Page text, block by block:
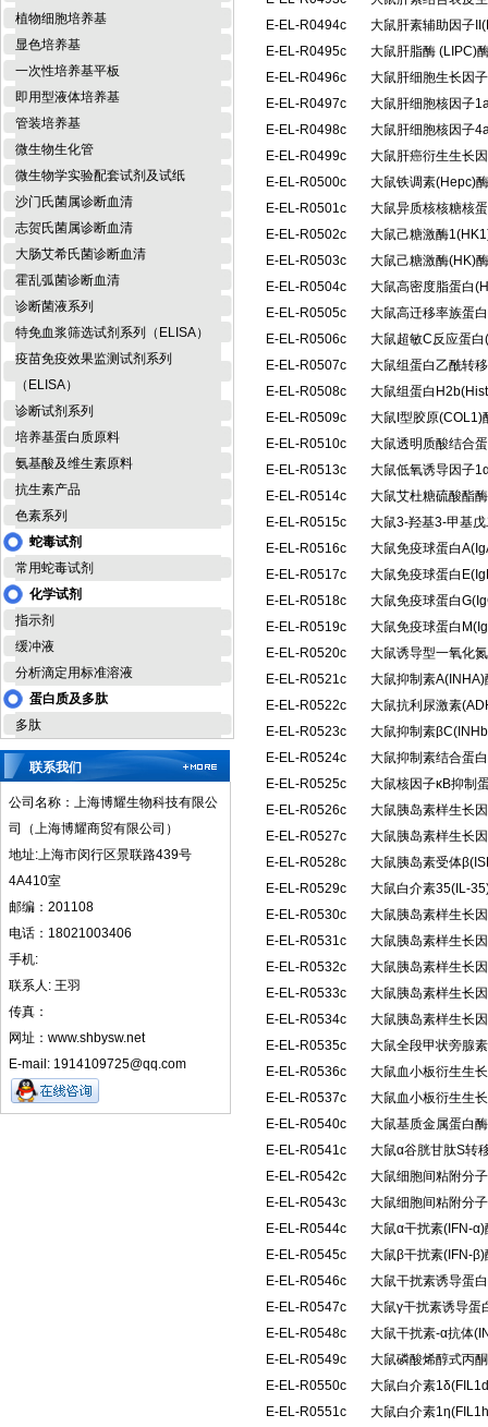
植物细胞培养基
显色培养基
一次性培养基平板
即用型液体培养基
管装培养基
微生物生化管
微生物学实验配套试剂及试纸
沙门氏菌属诊断血清
志贺氏菌属诊断血清
大肠艾希氏菌诊断血清
霍乱弧菌诊断血清
诊断菌液系列
特免血浆筛选试剂系列（ELISA）
疫苗免疫效果监测试剂系列
（ELISA）
诊断试剂系列
培养基蛋白质原料
氨基酸及维生素原料
抗生素产品
色素系列
蛇毒试剂
常用蛇毒试剂
化学试剂
指示剂
缓冲液
分析滴定用标准溶液
蛋白质及多肽
多肽
联系我们
公司名称：上海博耀生物科技有限公
司（上海博耀商贸有限公司）
地址:上海市闵行区景联路439号
4A410室
邮编：201108
电话：18021003406
手机:
联系人: 王羽
传真：
网址：www.shbysw.net
E-mail: 1914109725@qq.com
E-EL-R0494c
大鼠肝素辅助因子
E-EL-R0495c
大鼠肝脂酶 (LIPC)
E-EL-R0496c
大鼠肝细胞生长因
E-EL-R0497c
大鼠肝细胞核因子
E-EL-R0498c
大鼠肝细胞核因子
E-EL-R0499c
大鼠肝癌衍生生长
E-EL-R0500c
大鼠铁调素(Hepc)
E-EL-R0501c
大鼠异质核核糖核
E-EL-R0502c
大鼠己糖激酶
E-EL-R0503c
大鼠己糖激酶(HK)
E-EL-R0504c
大鼠高密度脂蛋白
E-EL-R0505c
大鼠高迁移率族蛋
E-EL-R0506c
大鼠超敏C反应蛋
E-EL-R0507c
大鼠组蛋白乙酰转
E-EL-R0508c
大鼠组蛋白
E-EL-R0509c
大鼠I型胶原(COL1)
E-EL-R0510c
大鼠透明质酸结合
E-EL-R0513c
大鼠低氧诱导因子
E-EL-R0514c
大鼠艾杜糖硫酸酯
E-EL-R0515c
大鼠3-羟基3-甲基
E-EL-R0516c
大鼠免疫球蛋白
E-EL-R0517c
大鼠免疫球蛋白
E-EL-R0518c
大鼠免疫球蛋白
E-EL-R0519c
大鼠免疫球蛋白
E-EL-R0520c
大鼠诱导型一氧化
E-EL-R0521c
大鼠抑制素
E-EL-R0522c
大鼠抗利尿激素
E-EL-R0523c
大鼠抑制素
E-EL-R0524c
大鼠抑制素结合蛋
E-EL-R0525c
大鼠核因子κB抑制
E-EL-R0526c
大鼠胰岛素样生长
E-EL-R0527c
大鼠胰岛素样生长
E-EL-R0528c
大鼠胰岛素受体
E-EL-R0529c
大鼠白介素35(IL-
E-EL-R0530c
大鼠胰岛素样生长
E-EL-R0531c
大鼠胰岛素样生长
E-EL-R0532c
大鼠胰岛素样生长
E-EL-R0533c
大鼠胰岛素样生长
E-EL-R0534c
大鼠胰岛素样生长
E-EL-R0535c
大鼠全段甲状旁腺
E-EL-R0536c
大鼠血小板衍生生
E-EL-R0537c
大鼠血小板衍生生
E-EL-R0540c
大鼠基质金属蛋白
E-EL-R0541c
大鼠α谷胱甘肽S转
E-EL-R0542c
大鼠细胞间粘附分
E-EL-R0543c
大鼠细胞间粘附分
E-EL-R0544c
大鼠α干扰素(IFN-
E-EL-R0545c
大鼠β干扰素(IFN-
E-EL-R0546c
大鼠干扰素诱导蛋
E-EL-R0547c
大鼠γ干扰素诱导蛋
E-EL-R0548c
大鼠干扰素-α抗体
E-EL-R0549c
大鼠磷酸烯醇式丙
E-EL-R0550c
大鼠白介素
E-EL-R0551c
大鼠白介素